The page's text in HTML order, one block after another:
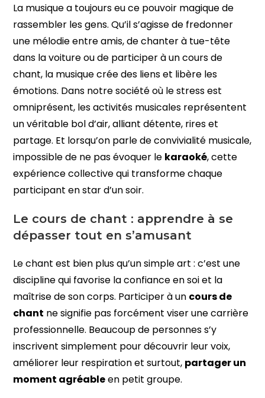
La musique a toujours eu ce pouvoir magique de
rassembler les gens. Qu’il s’agisse de fredonner
une mélodie entre amis, de chanter à tue-tête
dans la voiture ou de participer à un cours de
chant, la musique crée des liens et libère les
émotions. Dans notre société où le stress est
omniprésent, les activités musicales représentent
un véritable bol d’air, alliant détente, rires et
partage. Et lorsqu’on parle de convivialité musicale,
impossible de ne pas évoquer le karaoké, cette
expérience collective qui transforme chaque
participant en star d’un soir.
Le cours de chant : apprendre à se
dépasser tout en s’amusant
Le chant est bien plus qu’un simple art : c’est une
discipline qui favorise la confiance en soi et la
maîtrise de son corps. Participer à un cours de
chant ne signifie pas forcément viser une carrière
professionnelle. Beaucoup de personnes s’y
inscrivent simplement pour découvrir leur voix,
améliorer leur respiration et surtout, partager un
moment agréableen petit groupe.